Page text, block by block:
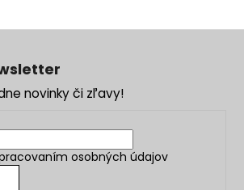
novinky či zľavy!
osobných údajov